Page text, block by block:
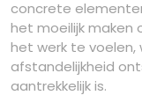
concrete
het moeilijk
het werk te voelen,
afstandelijkheid
aantrekkelijk is.